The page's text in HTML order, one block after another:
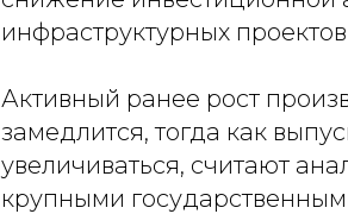
инфраструктурных
Активный ранее рост
замедлится, тогда как
увеличиваться, считают
крупными